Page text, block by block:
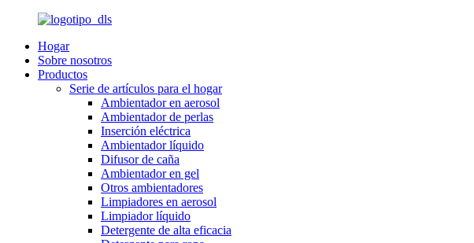
Hogar
Sobre nosotros
Productos
Serie de artículos para el hogar
Ambientador en aerosol
Ambientador de perlas
Inserción eléctrica
Ambientador líquido
Difusor de caña
Ambientador en gel
Otros ambientadores
Limpiadores en aerosol
Limpiador líquido
Detergente de alta eficacia